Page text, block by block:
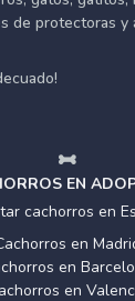
de protectoras
EN
cachorros en
en
en
en